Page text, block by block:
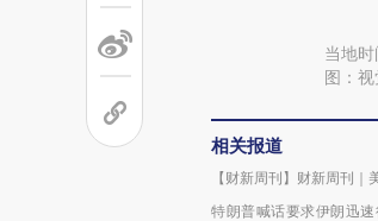
当地
图：
相关报道
【财新周刊】财新周刊｜
特朗普喊话要求伊朗迅